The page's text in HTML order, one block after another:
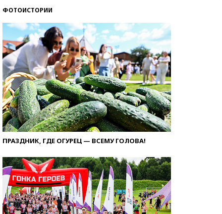
ФОТОИСТОРИИ
ПРАЗДНИК, ГДЕ ОГУРЕЦ — ВСЕМУ ГОЛОВА!